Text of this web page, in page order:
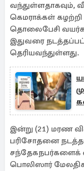
வந்துள்ளதாகவும்,
கெமராக்கள் கழற்றி
தொலைபேசி
இதுவரை
தெரியவந்துள்ளது.
இன்று (21) மரண
பரிசோதனை
சந்தேகநபர்களைக்
பொலிஸார்